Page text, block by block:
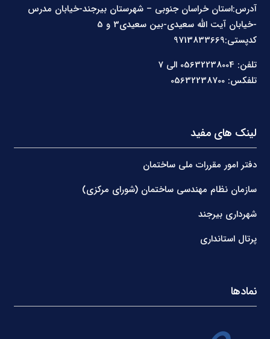
آدرس:استان خراسان جنوبی – شهرستان بیرجند-خیابان مدرس
کدپستی:9713833669
تلفن: 05632238004 الی 7
تلفکس: 05632238700
لینک های مفید
دفتر امور مقررات ملی ساختمان
سازمان نظام مهندسی ساختمان (شورای مرکزی)
شهرداری بیرجند
پرتال استانداری
نمادها